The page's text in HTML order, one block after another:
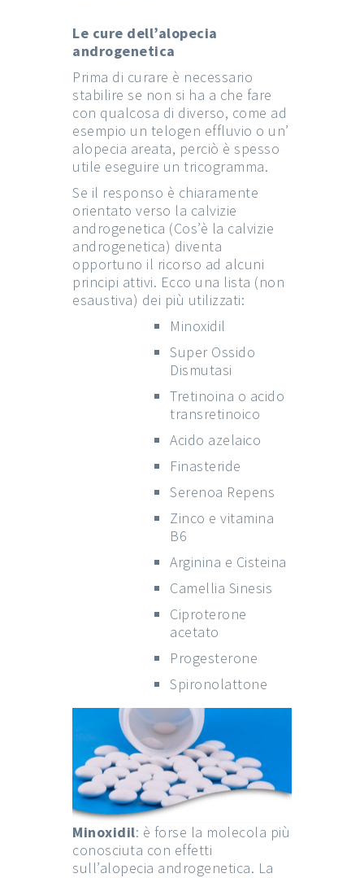
Le cure dell’alopecia
androgenetica
Prima di curare è necessario
stabilire se non si ha a che fare
con qualcosa di diverso, come ad
esempio un telogen effluvio o un’
alopecia areata, perciò è spesso
utile eseguire un tricogramma.
Se il responso è chiaramente
orientato verso la calvizie
androgenetica (Cos’è la calvizie
androgenetica) diventa
opportuno il ricorso ad alcuni
principi attivi. Ecco una lista (non
esaustiva) dei più utilizzati:
Minoxidil
Super Ossido
Dismutasi
Tretinoina o acido
transretinoico
Acido azelaico
Finasteride
Serenoa Repens
Zinco e vitamina
B6
Arginina e Cisteina
Camellia Sinesis
Ciproterone
acetato
Progesterone
Spironolattone
Minoxidil: è forse la molecola più
conosciuta con effetti
sull’alopecia androgenetica. La